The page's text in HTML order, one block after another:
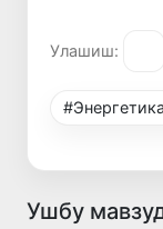
Улашиш:
Ушбу